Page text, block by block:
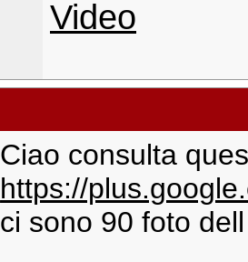
Video
Ciao consulta
https://
ci sono 90 foto